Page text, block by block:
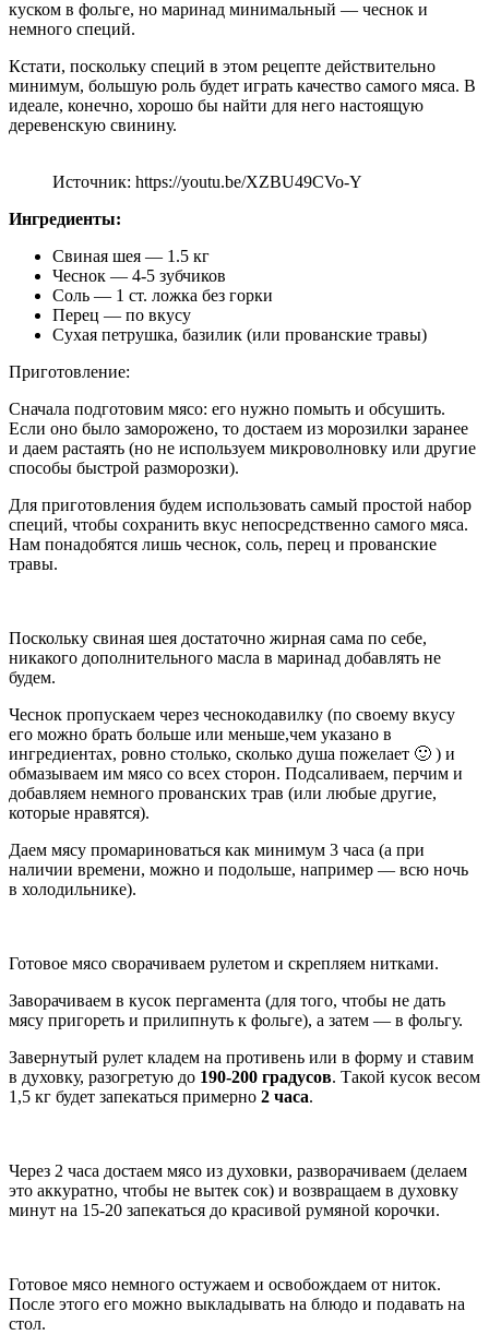
куском в фольге, но маринад минимальный — чеснок и
немного специй.
Кстати, поскольку специй в этом рецепте действительно
минимум, большую роль будет играть качество самого мяса. В
идеале, конечно, хорошо бы найти для него настоящую
деревенскую свинину.
Источник: https://youtu.be/XZBU49CVo-Y
Ингредиенты:
Свиная шея — 1.5 кг
Чеснок — 4-5 зубчиков
Соль — 1 ст. ложка без горки
Перец — по вкусу
Сухая петрушка, базилик (или прованские травы)
Приготовление:
Сначала подготовим мясо: его нужно помыть и обсушить.
Если оно было заморожено, то достаем из морозилки заранее
и даем растаять (но не используем микроволновку или другие
способы быстрой разморозки).
Для приготовления будем использовать самый простой набор
специй, чтобы сохранить вкус непосредственно самого мяса.
Нам понадобятся лишь чеснок, соль, перец и прованские
травы.
Поскольку свиная шея достаточно жирная сама по себе,
никакого дополнительного масла в маринад добавлять не
будем.
Чеснок пропускаем через чеснокодавилку (по своему вкусу
его можно брать больше или меньше,чем указано в
ингредиентах, ровно столько, сколько душа пожелает 🙂 ) и
обмазываем им мясо со всех сторон. Подсаливаем, перчим и
добавляем немного прованских трав (или любые другие,
которые нравятся).
Даем мясу промариноваться как минимум 3 часа (а при
наличии времени, можно и подольше, например — всю ночь
в холодильнике).
Готовое мясо сворачиваем рулетом и скрепляем нитками.
Заворачиваем в кусок пергамента (для того, чтобы не дать
мясу пригореть и прилипнуть к фольге), а затем — в фольгу.
Завернутый рулет кладем на противень или в форму и ставим
в духовку, разогретую до 190-200 градусов. Такой кусок весом
1,5 кг будет запекаться примерно 2 часа.
Через 2 часа достаем мясо из духовки, разворачиваем (делаем
это аккуратно, чтобы не вытек сок) и возвращаем в духовку
минут на 15-20 запекаться до красивой румяной корочки.
Готовое мясо немного остужаем и освобождаем от ниток.
После этого его можно выкладывать на блюдо и подавать на
стол.